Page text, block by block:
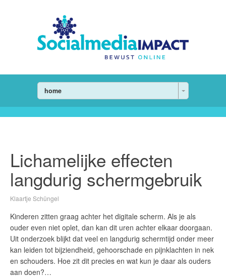
home
Lichamelijke effecten
langdurig schermgebruik
Klaartje Schüngel
Kinderen zitten graag achter het digitale scherm. Als je als
ouder even niet oplet, dan kan dit uren achter elkaar doorgaan.
Uit onderzoek blijkt dat veel en langdurig schermtijd onder meer
kan leiden tot bijziendheid, gehoorschade en pijnklachten in nek
en schouders. Hoe zit dit precies en wat kun je daar als ouders
aan doen?…